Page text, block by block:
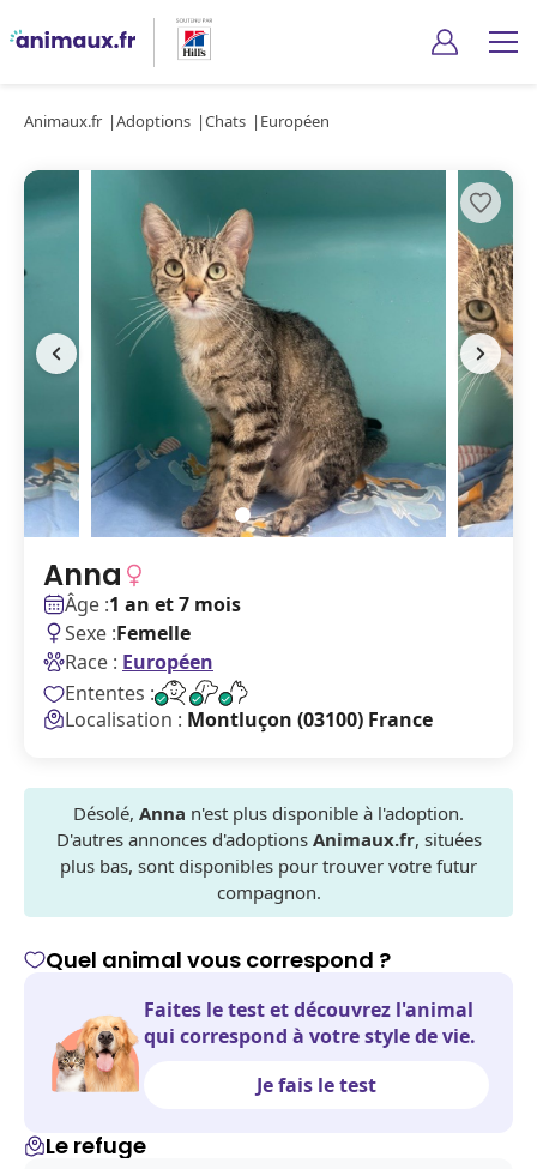
Animaux.fr Adoptions Chats Européen
Anna
Âge :1 an et 7 mois
Sexe :Femelle
Race : Européen
Ententes :
Localisation : Montluçon (03100) France
Désolé, Anna n'est plus disponible à l'adoption.
D'autres annonces d'adoptions Animaux.fr, situées
plus bas, sont disponibles pour trouver votre futur
compagnon.
Quel animal vous correspond ?
Faites le test et découvrez l'animal
qui correspond à votre style de vie.
Je fais le test
Le refuge